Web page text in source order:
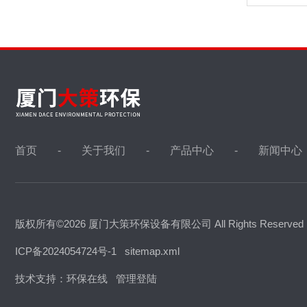
首页 关于我们 产品中心 新闻中心
版权所有©2026 厦门大策环保设备有限公司 All Rights Reserved
ICP备2024054724号-1 sitemap.xml
技术支持： 环保在线 管理登陆